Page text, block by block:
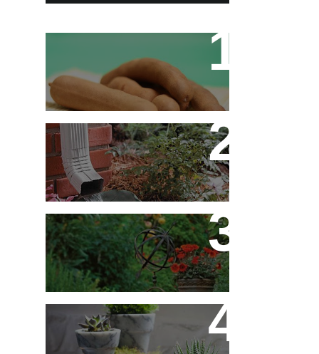
Tamarino Ou Tamarindo?
Qual o Correto?
Decoração - Folhas
[Faça Você Mesmo]
Flores em Meu Jardim o
Ano Todo
10 Novos Vasinhos na
Decoração - Parte 1